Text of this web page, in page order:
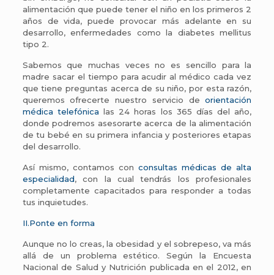
alimentación que puede tener el niño en los primeros 2
años de vida, puede provocar más adelante en su
desarrollo, enfermedades como la diabetes mellitus
tipo 2.
Sabemos que muchas veces no es sencillo para la
madre sacar el tiempo para acudir al médico cada vez
que tiene preguntas acerca de su niño, por esta razón,
queremos ofrecerte nuestro servicio deorientación
médica telefónica las 24 horas los 365 días del año,
donde podremos asesorarte acerca de la alimentación
de tu bebé en su primera infancia y posteriores etapas
del desarrollo.
Así mismo, contamos conconsultas médicas de alta
especialidad, con la cual tendrás los profesionales
completamente capacitados para responder a todas
tus inquietudes.
II.Ponte en forma
Aunque no lo creas, la obesidad y el sobrepeso, va más
allá de un problema estético. Según la Encuesta
Nacional de Salud y Nutrición publicada en el 2012, en